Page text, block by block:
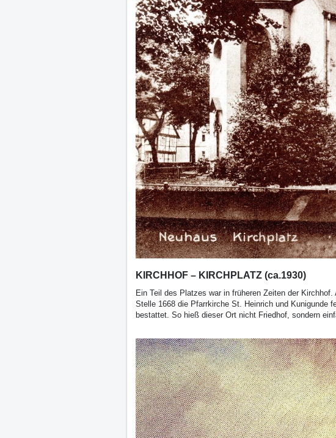
KIRCHHOF – KIRCHPLATZ (ca.1930)
Ein Teil des Platzes war in früheren Zeiten der
Stelle 1668 die Pfarrkirche St. Heinrich und Kunigunde
bestattet. So hieß dieser Ort nicht Friedhof, sondern